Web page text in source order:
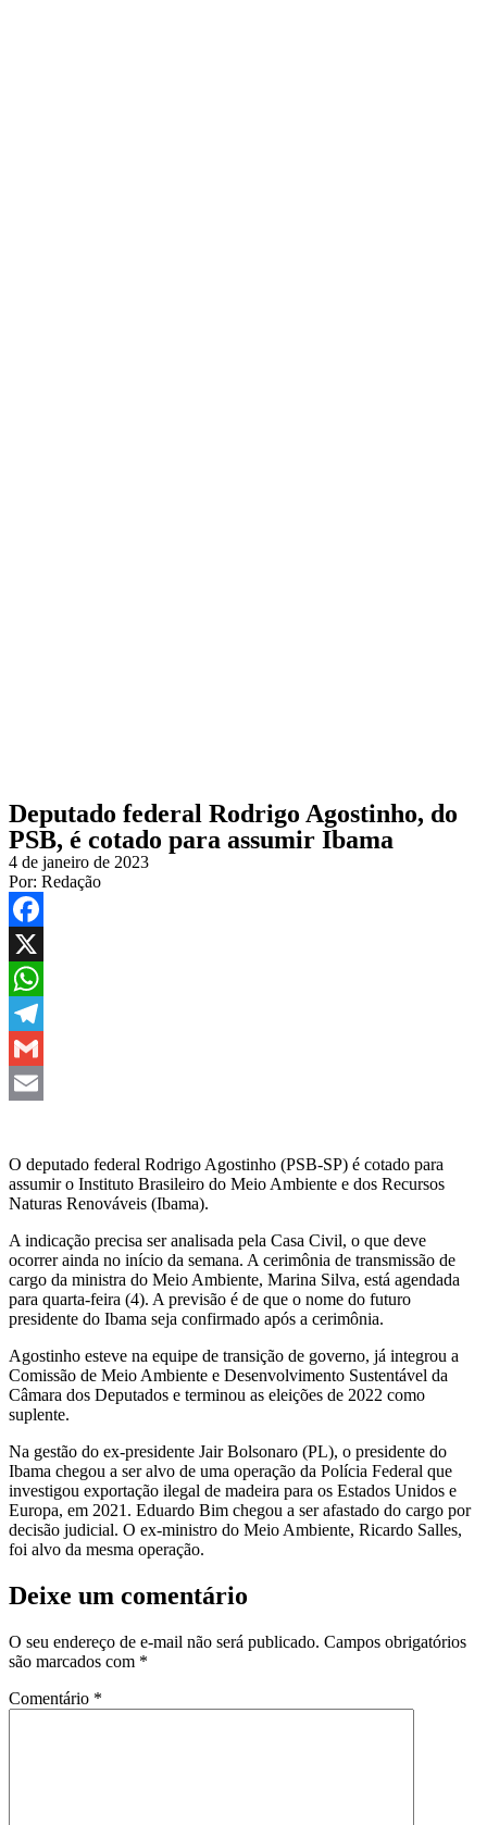
Deputado federal Rodrigo Agostinho, do
PSB, é cotado para assumir Ibama
4 de janeiro de 2023
Por: Redação
Facebook
X
WhatsApp
Telegram
Gmail
O deputado federal Rodrigo Agostinho (PSB-SP) é cotado para
assumir o Instituto Brasileiro do Meio Ambiente e dos Recursos
Naturas Renováveis (Ibama).
A indicação precisa ser analisada pela Casa Civil, o que deve
ocorrer ainda no início da semana. A cerimônia de transmissão de
cargo da ministra do Meio Ambiente, Marina Silva, está agendada
para quarta-feira (4). A previsão é de que o nome do futuro
presidente do Ibama seja confirmado após a cerimônia.
Agostinho esteve na equipe de transição de governo, já integrou a
Comissão de Meio Ambiente e Desenvolvimento Sustentável da
Câmara dos Deputados e terminou as eleições de 2022 como
suplente.
Na gestão do ex-presidente Jair Bolsonaro (PL), o presidente do
Ibama chegou a ser alvo de uma operação da Polícia Federal que
investigou exportação ilegal de madeira para os Estados Unidos e
Europa, em 2021. Eduardo Bim chegou a ser afastado do cargo por
decisão judicial. O ex-ministro do Meio Ambiente, Ricardo Salles,
foi alvo da mesma operação.
Deixe um comentário
O seu endereço de e-mail não será publicado. Campos obrigatórios
são marcados com *
Comentário *